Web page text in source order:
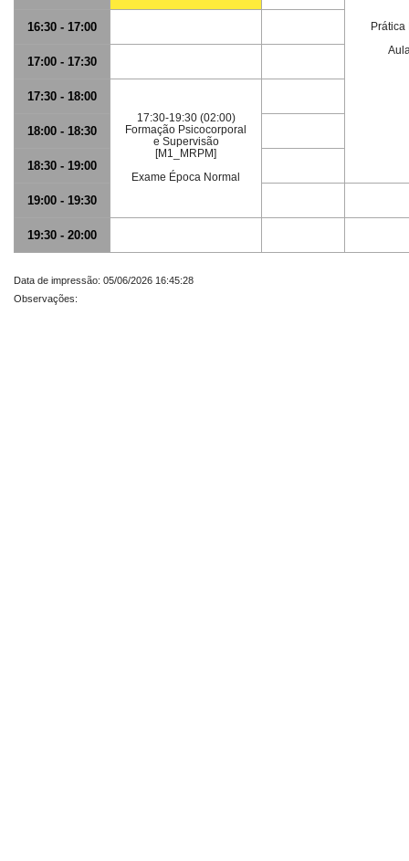
Prática
16:30 - 17:00
17:00 - 17:30
17:30 - 18:00
17:30-19:30 (02:00)
Formação Psicocorporal
e Supervisão
[M1_MRPM]
Exame Época Normal
18:00 - 18:30
18:30 - 19:00
19:00 - 19:30
19:30 - 20:00
Data de impressão: 05/06/2026 16:45:28
Observações: